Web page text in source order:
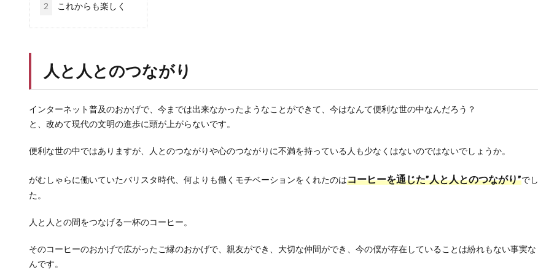
2 これからも楽しく
人と人とのつながり
インターネット普及のおかげで、今までは出来なかったようなことができて、今はなんて便利な世の中なんだろう？
と、改めて現代の文明の進歩に頭が上がらないです。
便利な世の中ではありますが、人とのつながりや心のつながりに不満を持っている人も少なくはないのではないでしょうか。
がむしゃらに働いていたバリスタ時代、何よりも働くモチベーションをくれたのはコーヒーを通じた”人と人とのつながり”でし
た。
人と人との間をつなげる一杯のコーヒー。
そのコーヒーのおかげで広がったご縁のおかげで、親友ができ、大切な仲間ができ、今の僕が存在していることは紛れもない事実な
んです。